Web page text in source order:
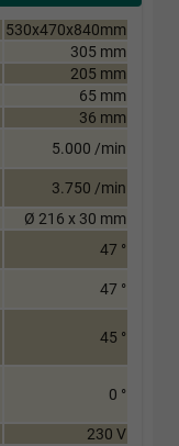
530x470x840mm
305 mm
205 mm
65 mm
36 mm
5.000 /min
3.750 /min
Ø 216 x 30 mm
47 °
47 °
45 °
0 °
230 V